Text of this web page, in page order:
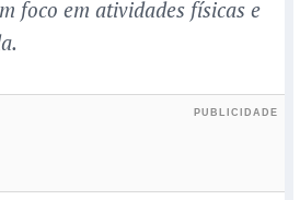
foco em atividades físicas e